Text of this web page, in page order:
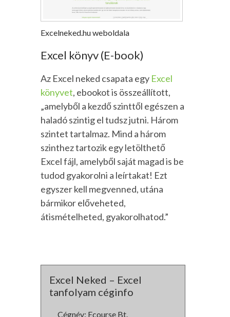
Excelneked.hu weboldala
Excel könyv (E-book)
Az Excel neked csapata egy Excel
könyvet, ebookot is összeállított,
„amelyből a kezdő szinttől egészen a
haladó szintig el tudsz jutni. Három
szintet tartalmaz. Mind a három
szinthez tartozik egy letölthető
Excel fájl, amelyből saját magad is be
tudod gyakorolni a leírtakat! Ezt
egyszer kell megvenned, utána
bármikor előveheted,
átismételheted, gyakorolhatod.”
Excel Neked – Excel
tanfolyam céginfo
Cégnév: Ecourse Bt.